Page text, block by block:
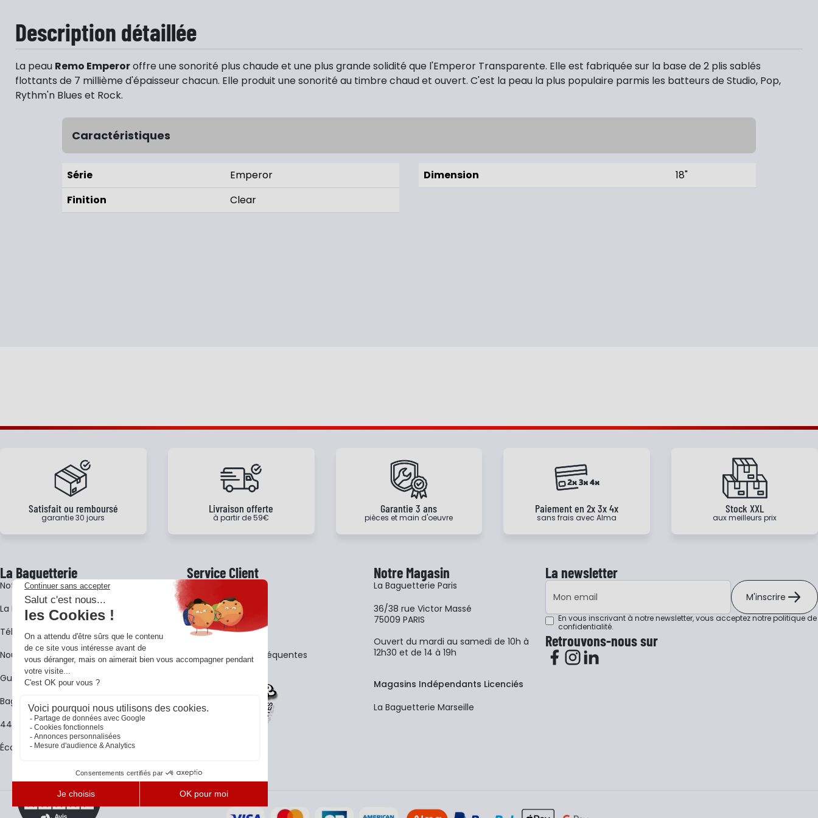
Description détaillée
La peau Remo Emperoroffre une sonorité plus chaude et une plus grande solidité que l'Emperor Transparente. Elle est fabriquée sur la base de 2 plis sablés
flottants de 7 millième d'épaisseur chacun. Elle produit une sonorité au timbre chaud et ouvert. C'est la peau la plus populaire parmis les batteurs de Studio, Pop,
Rythm'n Blues et Rock.
Caractéristiques
Série
Emperor
Finition
Clear
Dimension 18"
Satisfait ou remboursé
garantie 30 jours
Livraison offerte
à partir de 59€
Garantie 3 ans
pièces et main d'oeuvre
Paiement en 2x 3x 4x
sans frais avec Alma
Stock XXL
aux meilleurs prix
La Baguetterie
Notre histoire
La BagShow
​Télécharger le catalogue
Nous contacter
Guides La Baguetterie
Baguetterie Shop Online
44 ans de rencontres
Écoles
Service Client
Garantie 3 ans
CGV
FAQ - Questions Fréquentes
Notre Magasin
La Baguetterie Paris
36/38 rue Victor Massé
75009 PARIS
Ouvert du mardi au samedi de 10h à
12h30 et de 14 à 19h
Magasins Indépendants Licenciés
La Baguetterie Marseille
La newsletter
Adresse e-mail
M'inscrire
En vous inscrivant à notre newsletter, vous acceptez notrepolitique de
confidentialité.
Retrouvons-nous sur